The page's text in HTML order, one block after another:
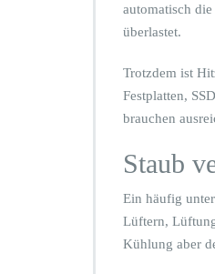
automatisch
überlastet.
Trotzdem ist
Festplatten,
brauchen
Staub
Ein häufig
Lüftern,
Kühlung aber